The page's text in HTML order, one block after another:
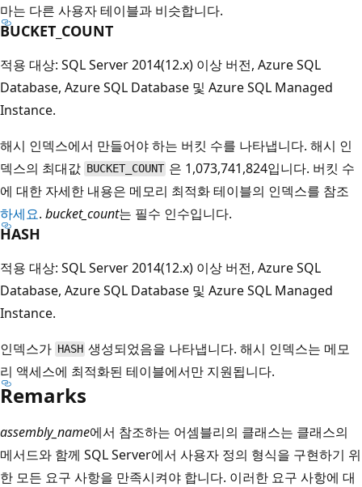
마는 다른 사용자 테이블과 비슷합니다.
BUCKET_COUNT
적용 대상: SQL Server 2014(12.x) 이상 버전, Azure SQL
Database, Azure SQL Database 및 Azure SQL Managed
Instance.
해시 인덱스에서 만들어야 하는 버킷 수를 나타냅니다. 해시 인
덱스의 최대값 BUCKET_COUNT 은 1,073,741,824입니다. 버킷 수
에 대한 자세한 내용은 메모리 최적화 테이블의 인덱스를 참조
하세요. bucket_count는 필수 인수입니다.
HASH
적용 대상: SQL Server 2014(12.x) 이상 버전, Azure SQL
Database, Azure SQL Database 및 Azure SQL Managed
Instance.
인덱스가 HASH 생성되었음을 나타냅니다. 해시 인덱스는 메모
리 액세스에 최적화된 테이블에서만 지원됩니다.
Remarks
assembly_name에서 참조하는 어셈블리의 클래스는 클래스의
메서드와 함께 SQL Server에서 사용자 정의 형식을 구현하기 위
한 모든 요구 사항을 만족시켜야 합니다. 이러한 요구 사항에 대